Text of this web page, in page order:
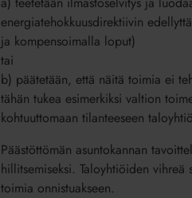
energiatehokkuusdirektiivin
ja kompensoimalla loput)
tai
b) päätetään, että näitä toimia ei
tähän tukea esimerkiksi valtion
kohtuuttomaan tilanteeseen
Päästöttömän asuntokannan
hillitsemiseksi. Taloyhtiöiden
toimia onnistuakseen.